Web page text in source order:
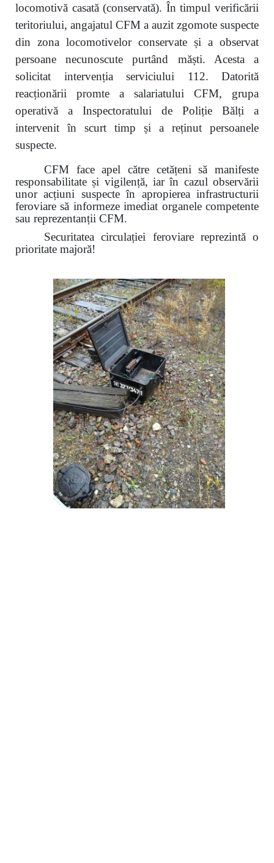
locomotivă casată (conservată). În timpul verificării
teritoriului, angajatul CFM a auzit zgomote suspecte
din zona locomotivelor conservate și a observat
persoane necunoscute purtând măști. Acesta a
solicitat intervenția serviciului 112. Datorită
reacționării promte a salariatului CFM, grupa
operativă a Inspectoratului de Poliție Bălți a
intervenit în scurt timp și a reținut persoanele
suspecte.
CFM face apel către cetățeni să manifeste
responsabilitate și vigilență, iar în cazul observării
unor acțiuni suspecte în apropierea infrastructurii
feroviare să informeze imediat organele competente
sau reprezentanții CFM.
Securitatea circulației feroviare reprezintă o
prioritate majoră!